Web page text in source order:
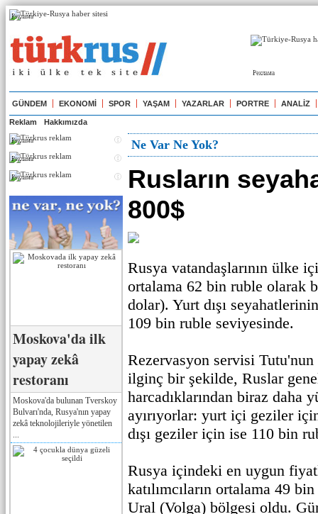
Реклама
Реклама
GÜNDEM EKONOMİ SPOR YAŞAM YAZARLAR PORTRE ANALİZ
Reklam Hakkımızda
Реклама
Реклама
Реклама
Moskova'da ilk
yapay zekâ
restoranı
Moskova'da bulunan Tverskoy
Bulvarı'nda, Rusya'nın yapay
zekâ teknolojileriyle yönetilen
Ne Var Ne Yok?
Rusların
800$
Rusya vatandaşlarının ülke
ortalama 62 bin ruble olarak
dolar). Yurt dışı
109 bin ruble seviyesinde.
Rezervasyon servisi Tutu'nun
ilginç bir şekilde, Ruslar
harcadıklarından biraz daha
ayırıyorlar: yurt içi geziler
dışı geziler için ise 110 bin
Rusya içindeki en uygun
katılımcıların ortalama 49
Ural (Volga) bölgesi oldu.